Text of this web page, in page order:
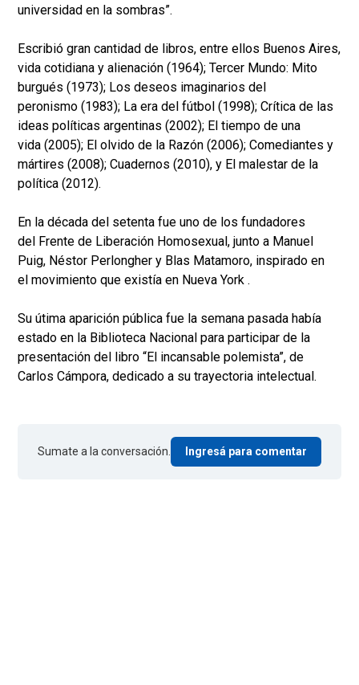
universidad en la sombras”.
Escribió gran cantidad de libros, entre ellos Buenos Aires,
vida cotidiana y alienación (1964); Tercer Mundo: Mito
burgués (1973); Los deseos imaginarios del
peronismo (1983); La era del fútbol (1998); Crítica de las
ideas políticas argentinas (2002); El tiempo de una
vida (2005); El olvido de la Razón (2006); Comediantes y
mártires (2008); Cuadernos (2010), y El malestar de la
política (2012).
En la década del setenta fue uno de los fundadores
del Frente de Liberación Homosexual, junto a Manuel
Puig, Néstor Perlongher y Blas Matamoro, inspirado en
el movimiento que existía en Nueva York .
Su útima aparición pública fue la semana pasada había
estado en la Biblioteca Nacional para participar de la
presentación del libro “El incansable polemista”, de
Carlos Cámpora, dedicado a su trayectoria intelectual.
Sumate a la conversación. Ingresá para comentar